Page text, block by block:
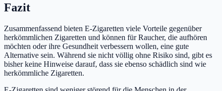
Fazit
Zusammenfassend bieten E-Zigaretten viele Vorteile gegenüber
herkömmlichen Zigaretten und können für Raucher, die aufhören
möchten oder ihre Gesundheit verbessern wollen, eine gute
Alternative sein. Während sie nicht völlig ohne Risiko sind, gibt es
bisher keine Hinweise darauf, dass sie ebenso schädlich sind wie
herkömmliche Zigaretten.